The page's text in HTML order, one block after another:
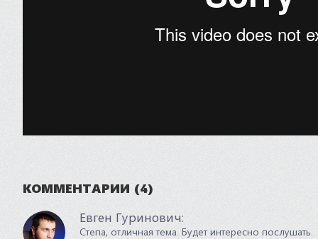
КОММЕНТАРИИ (4)
Евген Гуринович:
Степа, отличная тема. Будет интересно послушать.